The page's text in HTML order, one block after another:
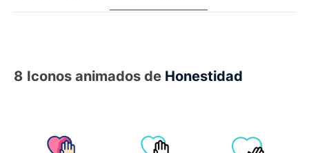
8 Iconos animados de Honestidad